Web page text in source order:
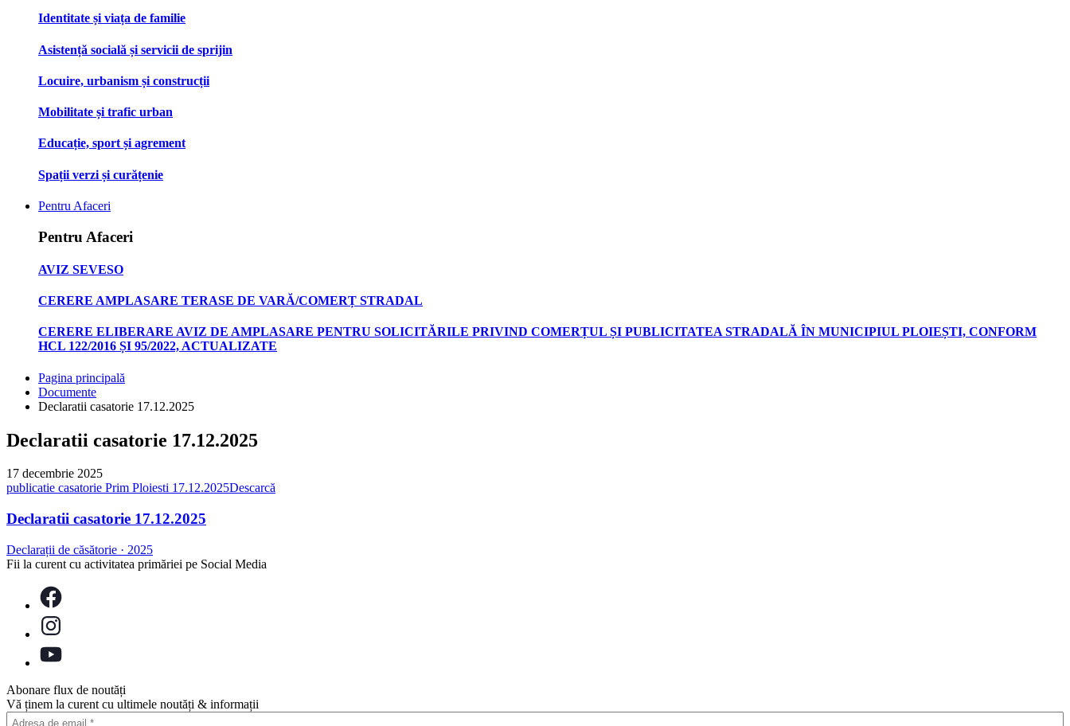
Identitate și viața de familie
Asistență socială și servicii de sprijin
Locuire, urbanism și construcții
Mobilitate și trafic urban
Educație, sport și agrement
Spații verzi și curățenie
Pentru Afaceri
Pentru Afaceri
AVIZ SEVESO
CERERE AMPLASARE TERASE DE VARĂ/COMERȚ STRADAL
CERERE ELIBERARE AVIZ DE AMPLASARE PENTRU SOLICITĂRILE PRIVIND COMERȚUL ȘI PUBLICITATEA STRADALĂ ÎN MUNICIPIUL PLOIEȘTI, CONFORM
HCL 122/2016 ȘI 95/2022, ACTUALIZATE
Pagina principală
Documente
Declaratii casatorie 17.12.2025
Declaratii casatorie 17.12.2025
17 decembrie 2025
publicatie casatorie Prim Ploiesti 17.12.2025Descarcă
Declaratii casatorie 17.12.2025
Declarații de căsătorie · 2025
Fii la curent cu activitatea primăriei pe Social Media
Abonare flux de noutăți
Vă ținem la curent cu ultimele noutăți & informații